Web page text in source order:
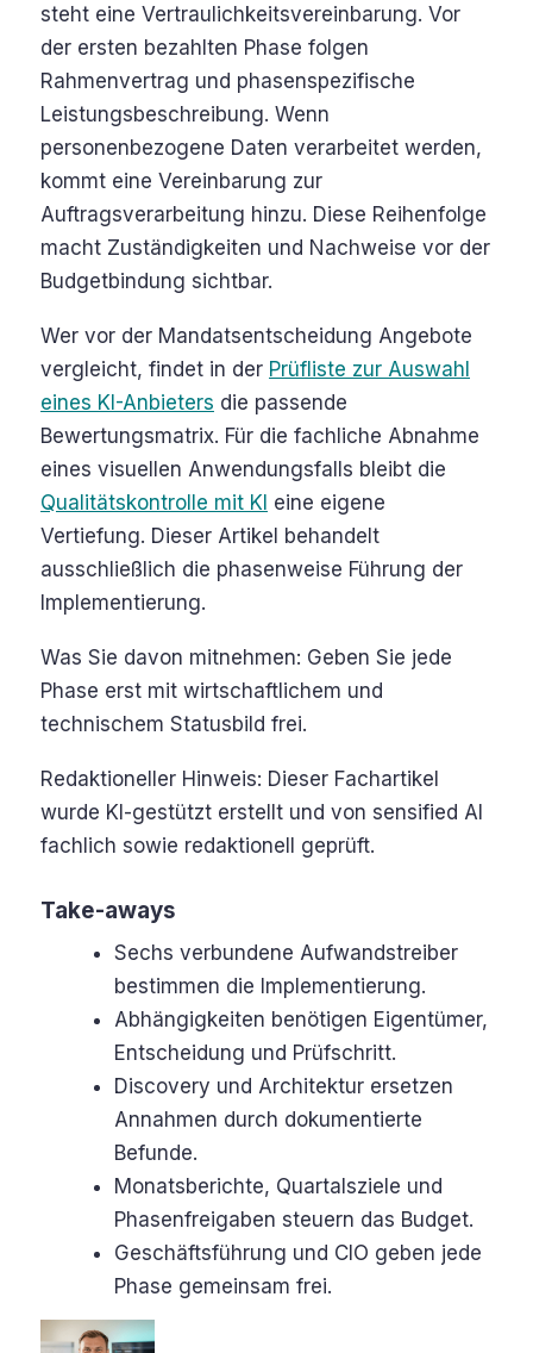
steht eine Vertraulichkeitsvereinbarung. Vor
der ersten bezahlten Phase folgen
Rahmenvertrag und phasenspezifische
Leistungsbeschreibung. Wenn
personenbezogene Daten verarbeitet werden,
kommt eine Vereinbarung zur
Auftragsverarbeitung hinzu. Diese Reihenfolge
macht Zuständigkeiten und Nachweise vor der
Budgetbindung sichtbar.
Wer vor der Mandatsentscheidung Angebote
vergleicht, findet in der Prüfliste zur Auswahl
eines KI-Anbieters die passende
Bewertungsmatrix. Für die fachliche Abnahme
eines visuellen Anwendungsfalls bleibt die
Qualitätskontrolle mit KI eine eigene
Vertiefung. Dieser Artikel behandelt
ausschließlich die phasenweise Führung der
Implementierung.
Was Sie davon mitnehmen: Geben Sie jede
Phase erst mit wirtschaftlichem und
technischem Statusbild frei.
Redaktioneller Hinweis: Dieser Fachartikel
wurde KI-gestützt erstellt und von sensified AI
fachlich sowie redaktionell geprüft.
Take-aways
Sechs verbundene Aufwandstreiber
bestimmen die Implementierung.
Abhängigkeiten benötigen Eigentümer,
Entscheidung und Prüfschritt.
Discovery und Architektur ersetzen
Annahmen durch dokumentierte
Befunde.
Monatsberichte, Quartalsziele und
Phasenfreigaben steuern das Budget.
Geschäftsführung und CIO geben jede
Phase gemeinsam frei.